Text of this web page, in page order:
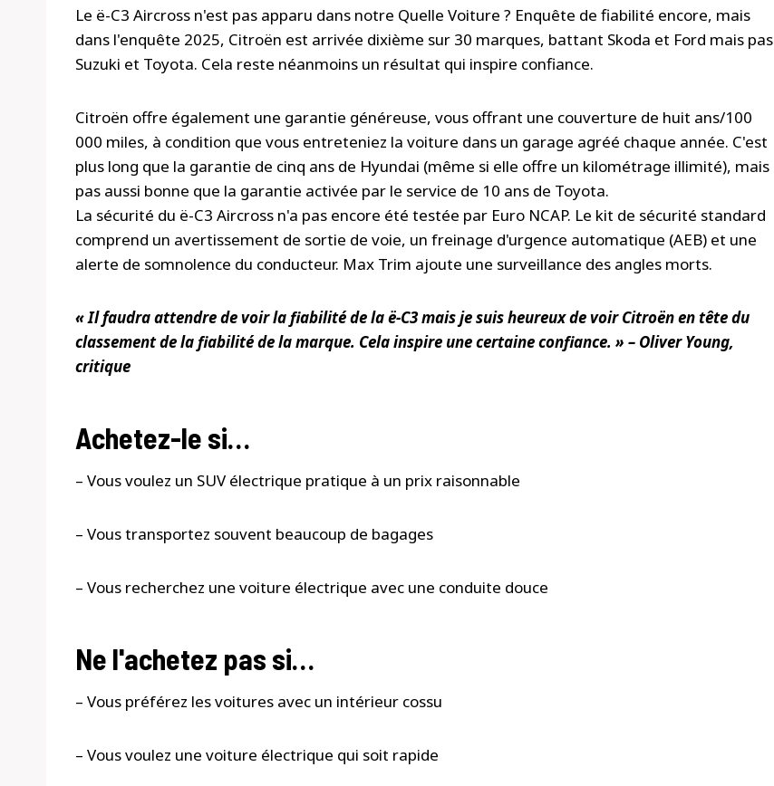
Le ë-C3 Aircross n'est pas apparu dans notre Quelle Voiture ? Enquête de fiabilité encore, mais
dans l'enquête 2025, Citroën est arrivée dixième sur 30 marques, battant Skoda et Ford mais pas
Suzuki et Toyota. Cela reste néanmoins un résultat qui inspire confiance.
Citroën offre également une garantie généreuse, vous offrant une couverture de huit ans/100
000 miles, à condition que vous entreteniez la voiture dans un garage agréé chaque année. C'est
plus long que la garantie de cinq ans de Hyundai (même si elle offre un kilométrage illimité), mais
pas aussi bonne que la garantie activée par le service de 10 ans de Toyota.
La sécurité du ë-C3 Aircross n'a pas encore été testée par Euro NCAP. Le kit de sécurité standard
comprend un avertissement de sortie de voie, un freinage d'urgence automatique (AEB) et une
alerte de somnolence du conducteur. Max Trim ajoute une surveillance des angles morts.
« Il faudra attendre de voir la fiabilité de la ë-C3 mais je suis heureux de voir Citroën en tête du
classement de la fiabilité de la marque. Cela inspire une certaine confiance. » – Oliver Young,
critique
Achetez-le si…
– Vous voulez un SUV électrique pratique à un prix raisonnable
– Vous transportez souvent beaucoup de bagages
– Vous recherchez une voiture électrique avec une conduite douce
Ne l'achetez pas si…
– Vous préférez les voitures avec un intérieur cossu
– Vous voulez une voiture électrique qui soit rapide